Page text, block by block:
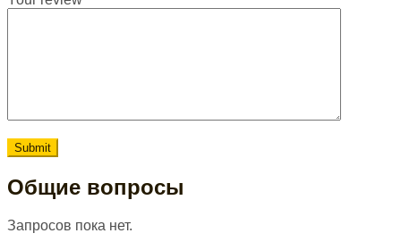
Общие вопросы
Запросов пока нет.